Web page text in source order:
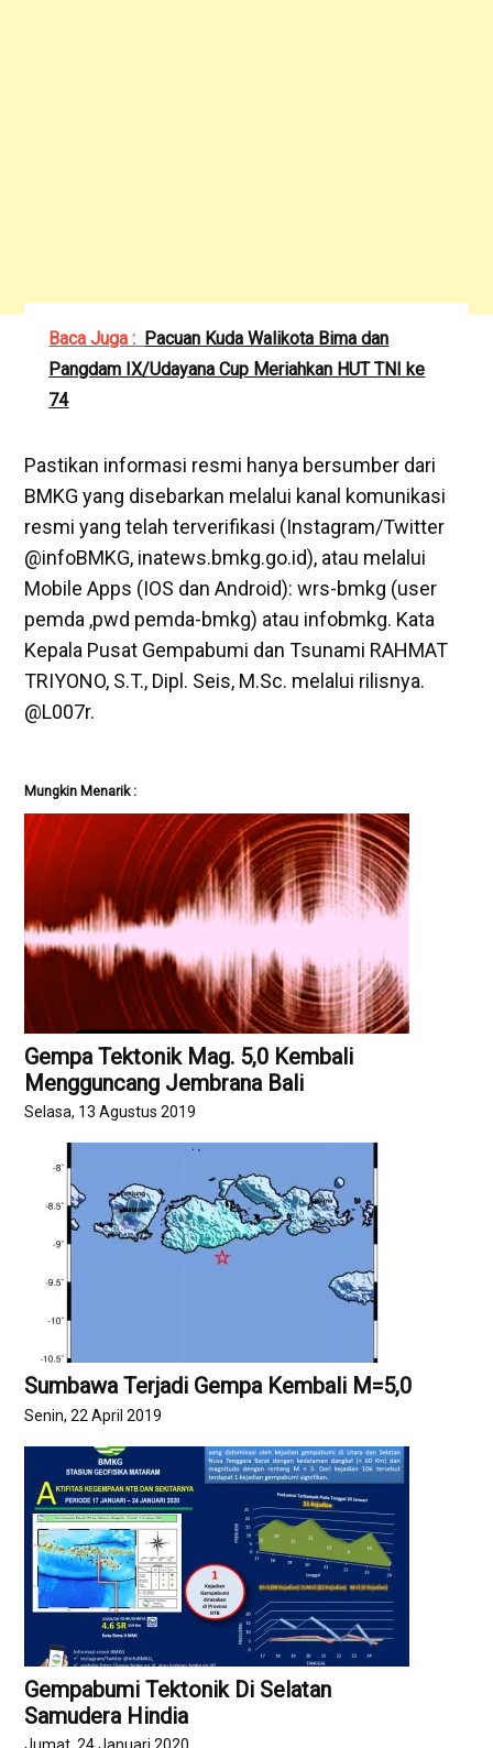
Baca Juga : Pacuan Kuda Walikota Bima dan
Pangdam IX/Udayana Cup Meriahkan HUT TNI ke
74
Pastikan informasi resmi hanya bersumber dari
BMKG yang disebarkan melalui kanal komunikasi
resmi yang telah terverifikasi (Instagram/Twitter
@infoBMKG, inatews.bmkg.go.id), atau melalui
Mobile Apps (IOS dan Android): wrs-bmkg (user
pemda ,pwd pemda-bmkg) atau infobmkg. Kata
Kepala Pusat Gempabumi dan Tsunami RAHMAT
TRIYONO, S.T., Dipl. Seis, M.Sc. melalui rilisnya.
@L007r.
Mungkin Menarik :
Gempa Tektonik Mag. 5,0 Kembali
Mengguncang Jembrana Bali
Selasa, 13 Agustus 2019
Sumbawa Terjadi Gempa Kembali M=5,0
Senin, 22 April 2019
Gempabumi Tektonik Di Selatan
Samudera Hindia